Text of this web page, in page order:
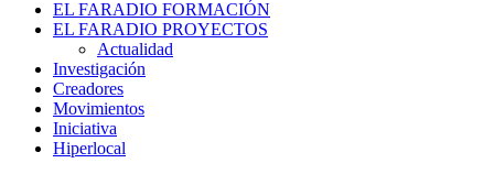
EL FARADIO FORMACIÓN
EL FARADIO PROYECTOS
Actualidad
Investigación
Creadores
Movimientos
Iniciativa
Hiperlocal